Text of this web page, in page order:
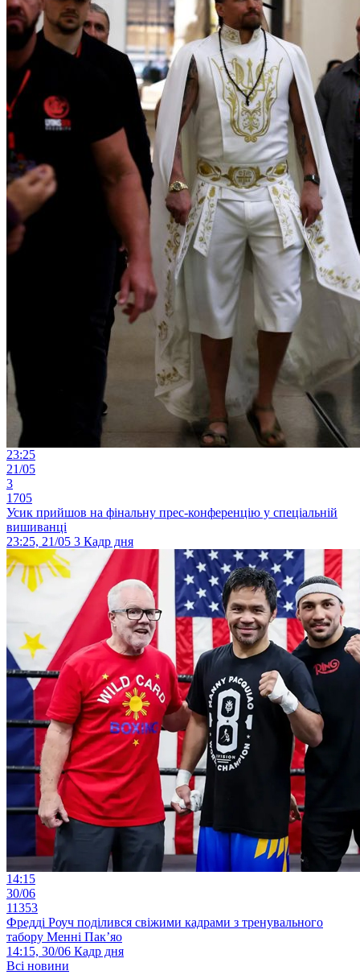
23:25
21/05
3
1705
Усик прийшов на фінальну прес-конференцію у спеціальній
вишиванці
23:25, 21/05 3 Кадр дня
14:15
30/06
11353
Фредді Роуч поділився свіжими кадрами з тренувального
табору Менні Пак’яо
14:15, 30/06 Кадр дня
Всі новини